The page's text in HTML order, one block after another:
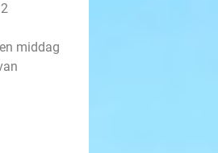
middag